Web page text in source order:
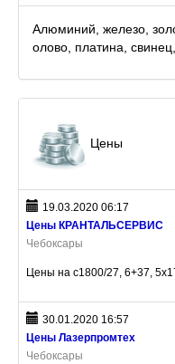
Алюминий, железо,
олово, платина,
Цены
19.03.2020 06:17
Цены КРАНТАЛЬСЕРВИС
Чебоксары
Цены на с1800/27, 6+37,
30.01.2020 16:57
Цены Лазерпромтех
Чебоксары